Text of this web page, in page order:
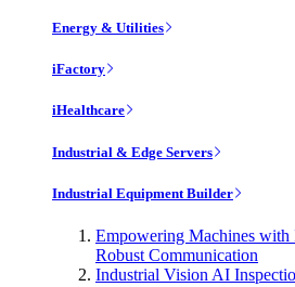
Energy & Utilities
iFactory
iHealthcare
Industrial & Edge Servers
Industrial Equipment Builder
Empowering Machines
Robust Communication
Industrial Vision AI